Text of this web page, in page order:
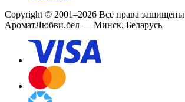
Copyright © 2001–2026 Все права защищены
АроматЛюбви.бел — Минск, Беларусь